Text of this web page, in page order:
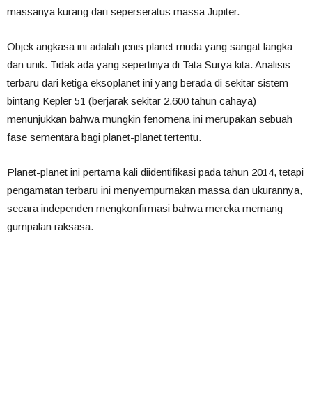
massanya kurang dari seperseratus massa Jupiter.
Objek angkasa ini adalah jenis planet muda yang sangat langka
dan unik. Tidak ada yang sepertinya di Tata Surya kita. Analisis
terbaru dari ketiga eksoplanet ini yang berada di sekitar sistem
bintang Kepler 51 (berjarak sekitar 2.600 tahun cahaya)
menunjukkan bahwa mungkin fenomena ini merupakan sebuah
fase sementara bagi planet-planet tertentu.
Planet-planet ini pertama kali diidentifikasi pada tahun 2014, tetapi
pengamatan terbaru ini menyempurnakan massa dan ukurannya,
secara independen mengkonfirmasi bahwa mereka memang
gumpalan raksasa.